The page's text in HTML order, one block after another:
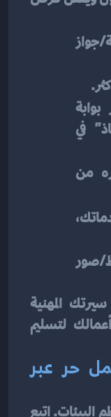
: بطاقة/إقامة/جواز
: عبر بوابة
من
: روابط/صور
خطوات اصدار وثيقة عمل حر عبر